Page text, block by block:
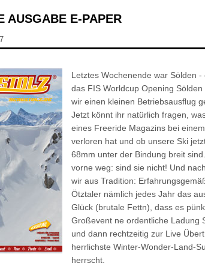
AUSGABE E-PAPER
Letztes Wochenende war Sölden
das FIS Worldcup Opening
wir einen kleinen Betriebsausflug
Jetzt könnt ihr natürlich fragen,
eines Freeride Magazins bei
verloren hat und ob unsere Ski
68mm unter der Bindung breit
vorne weg: sind sie nicht! Und
wir aus Tradition:
Ötztaler nämlich jedes Jahr das
Glück (brutale Fettn), dass es
Großevent ne ordentliche Ladung
und dann rechtzeitig zur Live
herrlichste Winter-Wonder-Land-
herrscht.